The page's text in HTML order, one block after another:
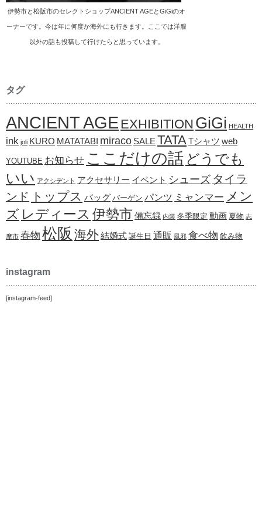
伊勢市と松阪市のセレクトショップANCIENT AGEとGiGiのオ
ーナーです。今は年に何度か海外にも行きます。ここでは洋服
以外の話も投稿して行けたらと思っています。
タグ
ANCIENT AGE EXHIBITION GiGi HEALTH
ink joli KURO MATATABI miraco SALE TATATシャツ web
YOUTUBE お知らせ ここだけの話 どうでも
いい アクシデント アクセサリー イベント シューズ タイラ
ンド トップス バッグ バーゲン パンツ ミャンマー メン
ズ レディース 伊勢市 備忘録 内装 冬季限定 動画 夏物 志
摩市 春物 松阪 海外結婚式 誕生日 通販 風邪 食べ物 飲み物
instagram
[instagram-feed]